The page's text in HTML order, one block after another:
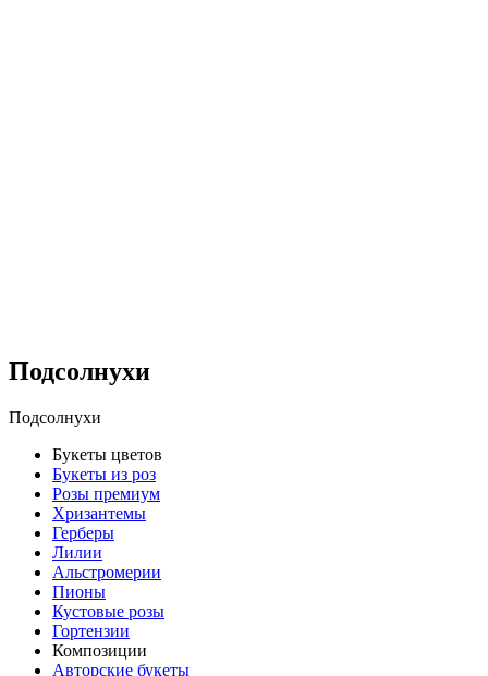
Подсолнухи
Подсолнухи
Букеты цветов
Букеты из роз
Розы премиум
Хризантемы
Герберы
Лилии
Альстромерии
Пионы
Кустовые розы
Гортензии
Композиции
Авторские букеты